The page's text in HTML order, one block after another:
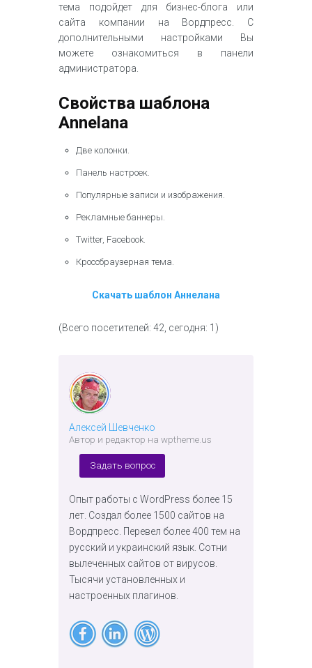
тема подойдет для бизнес-блога или
сайта компании на Вордпресс. С
дополнительными настройками Вы
можете ознакомиться в панели
администратора.
Свойства шаблона
Annelana
Две колонки.
Панель настроек.
Популярные записи и изображения.
Рекламные баннеры.
Twitter, Facebook.
Кроссбраузерная тема.
Скачать шаблон Аннелана
(Всего посетителей: 42, сегодня: 1)
Алексей Шевченко
Автор и редактор на wptheme.us
Задать вопрос
Опыт работы с WordPress более 15
лет. Создал более 1500 сайтов на
Вордпресс. Перевел более 400 тем на
русский и украинский язык. Сотни
вылеченных сайтов от вирусов.
Тысячи установленных и
настроенных плагинов.